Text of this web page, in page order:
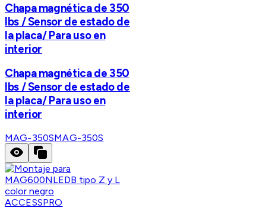
Chapa magnética de 350
lbs / Sensor de estado de
la placa/ Para uso en
interior
Chapa magnética de 350
lbs / Sensor de estado de
la placa/ Para uso en
interior
MAG-350SMAG-350S
ACCESSPRO